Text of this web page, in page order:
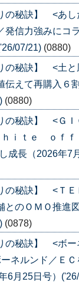
の秘訣】 <あ
発信力強みにコ
07/21) (0880)
の秘訣】 <土
伝えて再購入６
(0880)
の秘訣】 <Ｇ
ｉｔｅ ｏｆｆ
成長（2026年7
の秘訣】 <Ｔ
とのＯＭＯ推進
(0878)
の秘訣】 <ボ
ネルンド／ＥＣ
6月25日号）